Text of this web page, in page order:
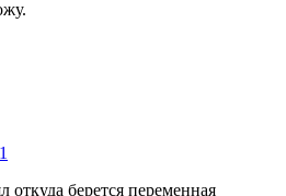
откуда берется переменная